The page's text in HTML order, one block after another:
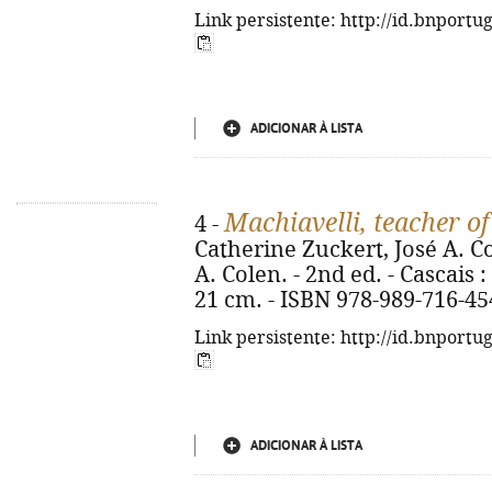
Link persistente: http://
ADICIONAR À LISTA
4 -Machiavelli, teacher
Catherine Zuckert, José A.
A. Colen. - 2nd ed. - Cascais
21 cm. - ISBN 978-989-716-
Link persistente: http://
ADICIONAR À LISTA